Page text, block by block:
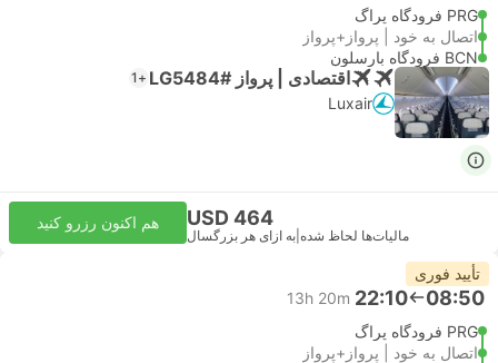
PRG فرودگاه پراگ
اتصال به خود | پرواز+پرواز
BCN فرودگاه بارسلون
اقتصادی | پرواز #LG5484 +1
Luxair
USD 464
مالیات‌ها لحاظ شده به ازای هر بزرگسال
هم اکنون رزرو کنید
تأیید فوری
08:50
22:10
13h 20m
PRG فرودگاه پراگ
اتصال به خود | پرواز+پرواز